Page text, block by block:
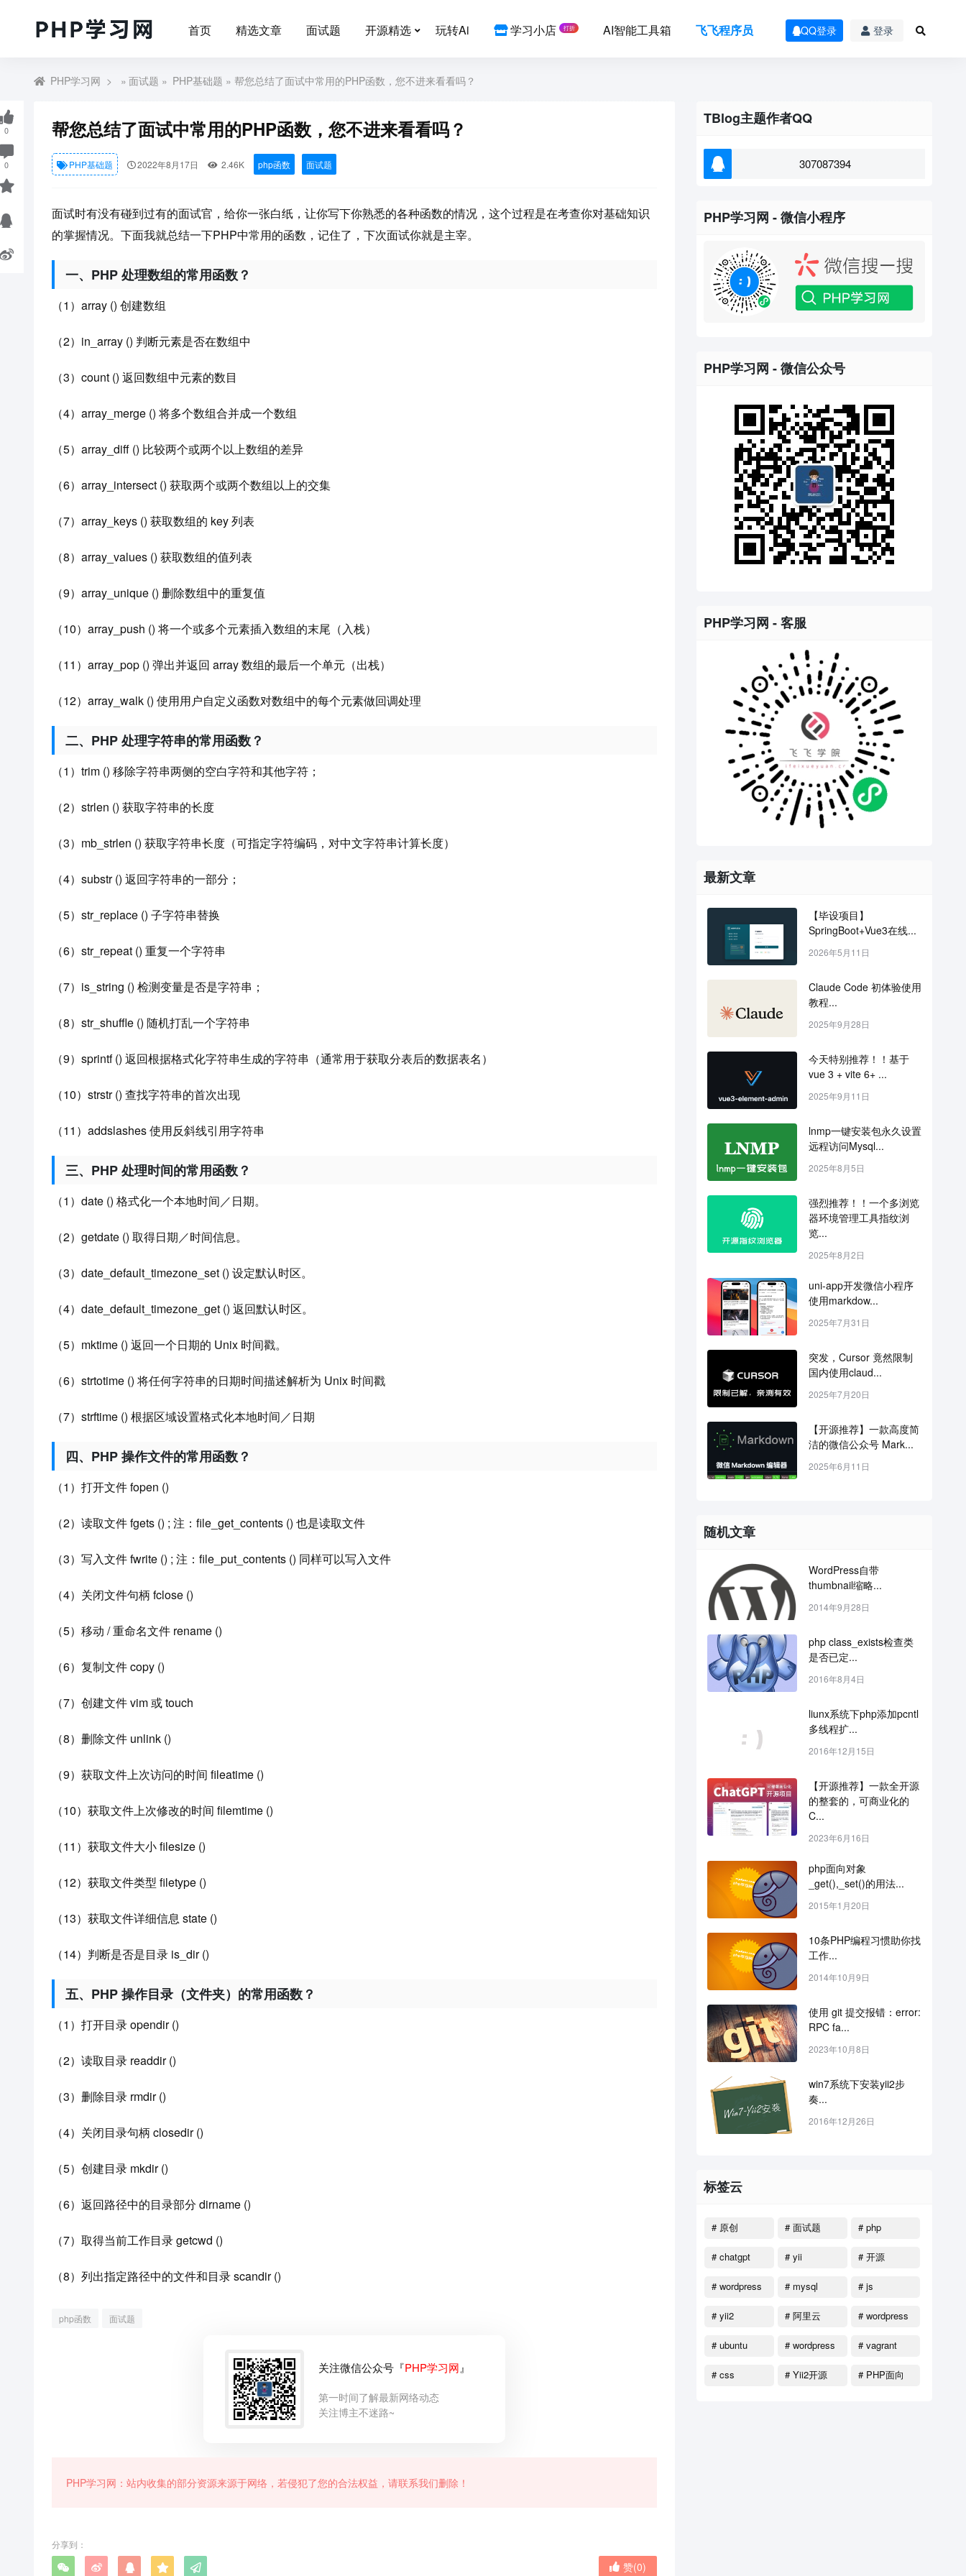
首页 精选文章 面试题 开源精选 玩转Ai 学习小店 打折 AI智能工具箱 飞飞程序员 QQ登录 登录
PHP学习网 » 面试题 » PHP基础题 » 帮您总结了面试中常用的PHP函数，您不进来看看吗？
帮您总结了面试中常用的PHP函数，您不进来看看吗？
PHP基础题 2022年8月17日 2.46K php函数 面试题
面试时有没有碰到过有的面试官，给你一张白纸，让你写下你熟悉的各种函数的情况，这个过程是在考查你对基础知识
的掌握情况。下面我就总结一下PHP中常用的函数，记住了，下次面试你就是主宰。
一、PHP 处理数组的常用函数？
（1）array () 创建数组
（2）in_array () 判断元素是否在数组中
（3）count () 返回数组中元素的数目
（4）array_merge () 将多个数组合并成一个数组
（5）array_diff () 比较两个或两个以上数组的差异
（6）array_intersect () 获取两个或两个数组以上的交集
（7）array_keys () 获取数组的 key 列表
（8）array_values () 获取数组的值列表
（9）array_unique () 删除数组中的重复值
（10）array_push () 将一个或多个元素插入数组的末尾（入栈）
（11）array_pop () 弹出并返回 array 数组的最后一个单元（出栈）
（12）array_walk () 使用用户自定义函数对数组中的每个元素做回调处理
二、PHP 处理字符串的常用函数？
（1）trim () 移除字符串两侧的空白字符和其他字符；
（2）strlen () 获取字符串的长度
（3）mb_strlen () 获取字符串长度（可指定字符编码，对中文字符串计算长度）
（4）substr () 返回字符串的一部分；
（5）str_replace () 子字符串替换
（6）str_repeat () 重复一个字符串
（7）is_string () 检测变量是否是字符串；
（8）str_shuffle () 随机打乱一个字符串
（9）sprintf () 返回根据格式化字符串生成的字符串（通常用于获取分表后的数据表名）
（10）strstr () 查找字符串的首次出现
（11）addslashes 使用反斜线引用字符串
三、PHP 处理时间的常用函数？
（1）date () 格式化一个本地时间／日期。
（2）getdate () 取得日期／时间信息。
（3）date_default_timezone_set () 设定默认时区。
（4）date_default_timezone_get () 返回默认时区。
（5）mktime () 返回一个日期的 Unix 时间戳。
（6）strtotime () 将任何字符串的日期时间描述解析为 Unix 时间戳
（7）strftime () 根据区域设置格式化本地时间／日期
四、PHP 操作文件的常用函数？
（1）打开文件 fopen ()
（2）读取文件 fgets () ; 注：file_get_contents () 也是读取文件
（3）写入文件 fwrite () ; 注：file_put_contents () 同样可以写入文件
（4）关闭文件句柄 fclose ()
（5）移动 / 重命名文件 rename ()
（6）复制文件 copy ()
（7）创建文件 vim 或 touch
（8）删除文件 unlink ()
（9）获取文件上次访问的时间 fileatime ()
（10）获取文件上次修改的时间 filemtime ()
（11）获取文件大小 filesize ()
（12）获取文件类型 filetype ()
（13）获取文件详细信息 state ()
（14）判断是否是目录 is_dir ()
五、PHP 操作目录（文件夹）的常用函数？
（1）打开目录 opendir ()
（2）读取目录 readdir ()
（3）删除目录 rmdir ()
（4）关闭目录句柄 closedir ()
（5）创建目录 mkdir ()
（6）返回路径中的目录部分 dirname ()
（7）取得当前工作目录 getcwd ()
（8）列出指定路径中的文件和目录 scandir ()
php函数 面试题
关注微信公众号『PHP学习网 』
第一时间了解最新网络动态
关注博主不迷路~
PHP学习网：站内收集的部分资源来源于网络，若侵犯了您的合法权益，请联系我们删除！
分享到：
赞(0)
TBlog主题作者QQ
307087394
PHP学习网 - 微信小程序
PHP学习网 - 微信公众号
PHP学习网 - 客服
最新文章
【毕设项目】
SpringBoot+Vue3在线...
2026年5月11日
Claude Code 初体验使用
教程...
2025年9月28日
今天特别推荐！！基于
vue 3 + vite 6+ ...
2025年9月11日
lnmp一键安装包永久设置
远程访问Mysql...
2025年8月5日
强烈推荐！！一个多浏览
器环境管理工具指纹浏
览...
2025年8月2日
uni-app开发微信小程序
使用markdow...
2025年7月31日
突发，Cursor 竟然限制
国内使用claud...
2025年7月20日
【开源推荐】一款高度简
洁的微信公众号 Mark...
2025年6月11日
随机文章
WordPress自带
thumbnail缩略...
2014年9月28日
php class_exists检查类
是否已定...
2016年8月4日
liunx系统下php添加pcntl
多线程扩...
2016年12月15日
【开源推荐】一款全开源
的整套的，可商业化的
C...
2023年6月16日
php面向对象
_get(),_set()的用法...
2015年1月20日
10条PHP编程习惯助你找
工作...
2014年10月9日
使用 git 提交报错：error:
RPC fa...
2023年10月8日
win7系统下安装yii2步
奏...
2016年12月26日
标签云
# 原创 # 面试题 # php
# chatgpt # yii # 开源
# wordpress
# mysql # js
# yii2 # 阿里云
# wordpress
# ubuntu
# wordpress
# vagrant
# css # Yii2开源
# PHP面向
0
0